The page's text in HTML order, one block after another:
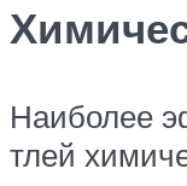
Наиболее
тлей